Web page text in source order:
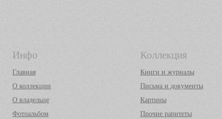
Инфо
Главная
О коллекции
О владельце
Фотоальбом
Коллекция
Книги и журналы
Письма и документы
Картины
Прочие раритеты